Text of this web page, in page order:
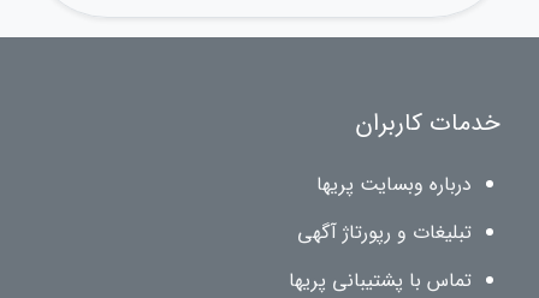
خدمات کاربران
درباره وبسایت پریها
تبلیغات و رپورتاژ آگهی
تماس با پشتیبانی پریها